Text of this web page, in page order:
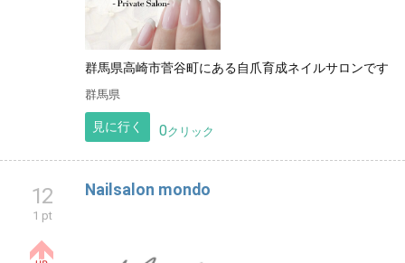
群馬県高崎市菅谷町にある自爪育成ネイルサロンです
群馬県
見に行く 0クリック
12
1 pt
Nailsalon mondo